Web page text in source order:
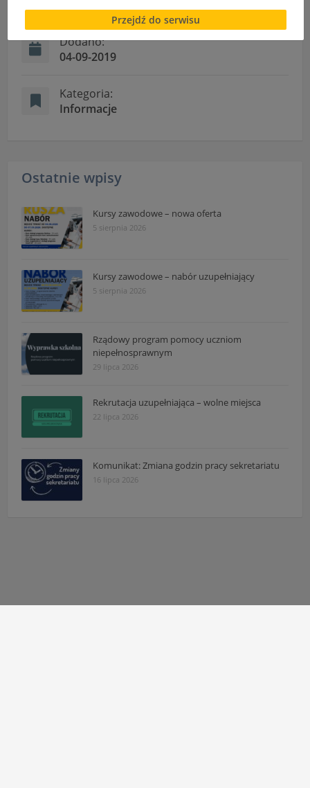
Dodano:
04-09-2019
Kategoria:
Informacje
Ostatnie wpisy
Kursy zawodowe – nowa oferta
5 sierpnia 2026
Kursy zawodowe – nabór uzupełniający
5 sierpnia 2026
Rządowy program pomocy uczniom
niepełnosprawnym
29 lipca 2026
Rekrutacja uzupełniająca – wolne miejsca
22 lipca 2026
Komunikat: Zmiana godzin pracy sekretariatu
16 lipca 2026
Brak zgody bądź ograniczenie funkcjonalności plików
cookies lub local storage, może utrudnić lub
uniemożliwić korzystanie z Serwisu.
Informacje dotyczące polityki prywatności oraz
"Nasza szkoła" > "Bezpieczeństwo"
Przejdź do serwisu